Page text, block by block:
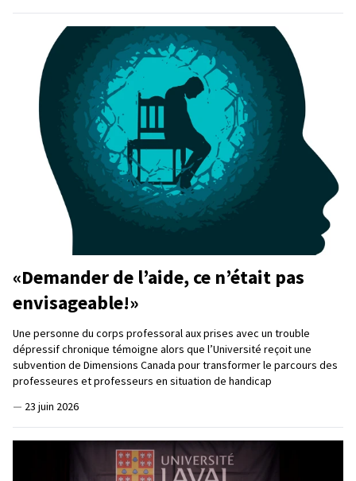
«Demander de l’aide, ce n’était pas
envisageable!»
Une personne du corps professoral aux prises avec un trouble
dépressif chronique témoigne alors que l’Université reçoit une
subvention de Dimensions Canada pour transformer le parcours des
professeures et professeurs en situation de handicap
— 23 juin 2026